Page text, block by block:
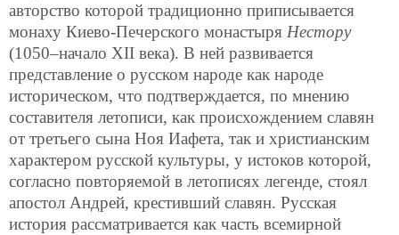
авторство которой традиционно приписывается
монаху Киево-Печерского монастыря Нестору
(1050–начало XII века). В ней развивается
представление о русском народе как народе
историческом, что подтверждается, по мнению
составителя летописи, как происхождением славян
от третьего сына Ноя Иафета, так и христианским
характером русской культуры, у истоков которой,
согласно повторяемой в летописях легенде, стоял
апостол Андрей, крестивший славян. Русская
история рассматривается как часть всемирной